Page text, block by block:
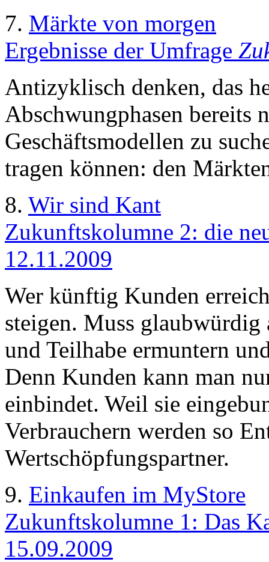
7. Märkte von morgen
Ergebnisse der Umfrage
Antizyklisch denken, das
Abschwungphasen bereits
Geschäftsmodellen zu
tragen können: den
8. Wir sind Kant
Zukunftskolumne 2: die
12.11.2009
Wer künftig Kunden
steigen. Muss
und Teilhabe ermuntern
Denn Kunden kann man
einbindet. Weil sie
Verbrauchern werden so
Wertschöpfungspartner.
9. Einkaufen im MyStore
Zukunftskolumne 1: Das
15.09.2009